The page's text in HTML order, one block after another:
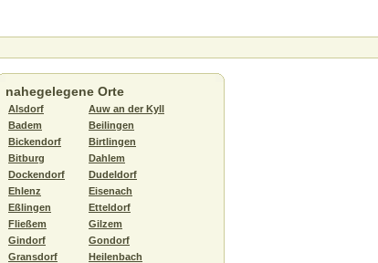
nahegelegene Orte
Alsdorf
Auw an der Kyll
Badem
Beilingen
Bickendorf
Birtlingen
Bitburg
Dahlem
Dockendorf
Dudeldorf
Ehlenz
Eisenach
Eßlingen
Etteldorf
Fließem
Gilzem
Gindorf
Gondorf
Gransdorf
Heilenbach